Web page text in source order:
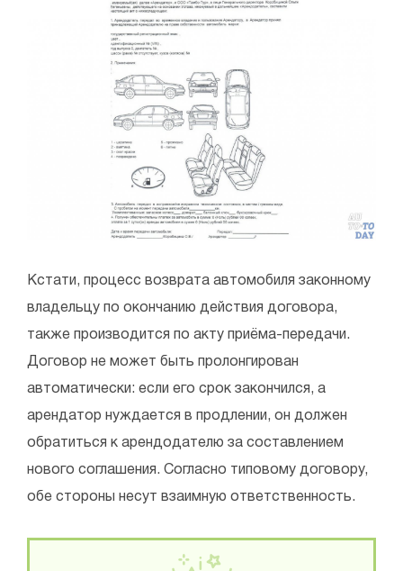
Кстати, процесс возврата автомобиля законному
владельцу по окончанию действия договора,
также производится по акту приёма-передачи.
Договор не может быть пролонгирован
автоматически: если его срок закончился, а
арендатор нуждается в продлении, он должен
обратиться к арендодателю за составлением
нового соглашения. Согласно типовому договору,
обе стороны несут взаимную ответственность.